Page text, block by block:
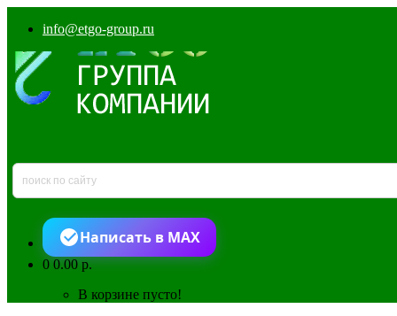
info@etgo-group.ru
Написать в MAX
00.00 р.
В корзине пусто!